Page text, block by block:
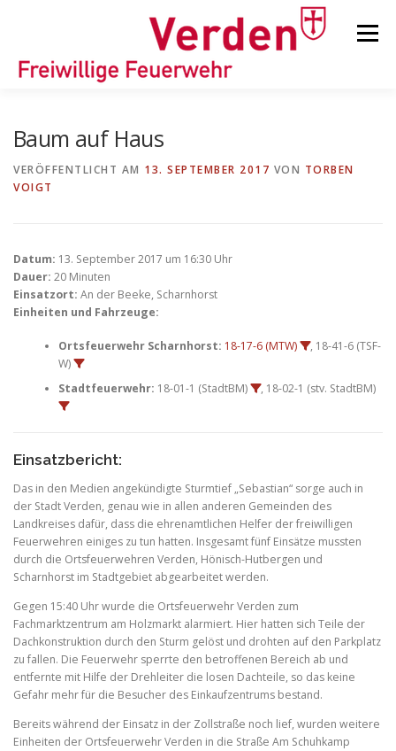
Menü
ORTSFEUERWEHREN
KINDER-/JUGENDFEUERWEHR
Baum auf Haus
VERÖFFENTLICHT AM 13. SEPTEMBER 2017 VON TORBEN
VOIGT
Datum: 13. September 2017 um 16:30 Uhr
Dauer: 20 Minuten
Einsatzort: An der Beeke, Scharnhorst
Einheiten und Fahrzeuge:
Ortsfeuerwehr Scharnhorst: 18-17-6 (MTW)
, 18-41-6 (TSF-
W)
Stadtfeuerwehr: 18-01-1 (StadtBM) , 18-02-1 (stv. StadtBM)
Einsatzbericht:
Das in den Medien angekündigte Sturmtief „Sebastian“ sorge auch in
der Stadt Verden, genau wie in allen anderen Gemeinden des
Landkreises dafür, dass die ehrenamtlichen Helfer der freiwilligen
Feuerwehren einiges zu tun hatten. Insgesamt fünf Einsätze mussten
durch die Ortsfeuerwehren Verden, Hönisch-Hutbergen und
Scharnhorst im Stadtgebiet abgearbeitet werden.
Gegen 15:40 Uhr wurde die Ortsfeuerwehr Verden zum
Fachmarktzentrum am Holzmarkt alarmiert. Hier hatten sich Teile der
Dachkonstruktion durch den Sturm gelöst und drohten auf den Parkplatz
zu fallen. Die Feuerwehr sperrte den betroffenen Bereich ab und
entfernte mit Hilfe der Drehleiter die losen Dachteile, so das keine
Gefahr mehr für die Besucher des Einkaufzentrums bestand.
Bereits während der Einsatz in der Zollstraße noch lief, wurden weitere
Einheiten der Ortsfeuerwehr Verden in die Straße Am Schuhkamp